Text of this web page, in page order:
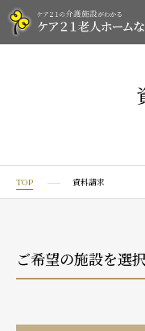
見学予約
有料老人ホーム
プレザングラン
グループホーム
TOP 資料請求
ご希望の施設を選